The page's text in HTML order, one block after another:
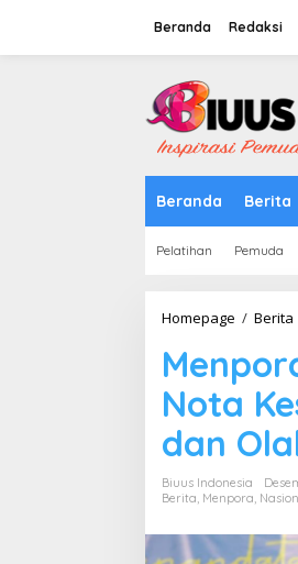
Beranda Redaksi
Beranda Berita
Pelatihan Pemuda
Homepage / Berita
Nota
dan
Biuus Indonesia
Berita, Menpora,